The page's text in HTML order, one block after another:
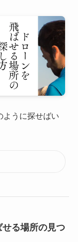
ように探せばい
る場所の見つ